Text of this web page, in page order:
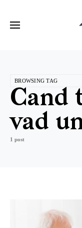
BROWSING TAG
Cand
vad
1 post